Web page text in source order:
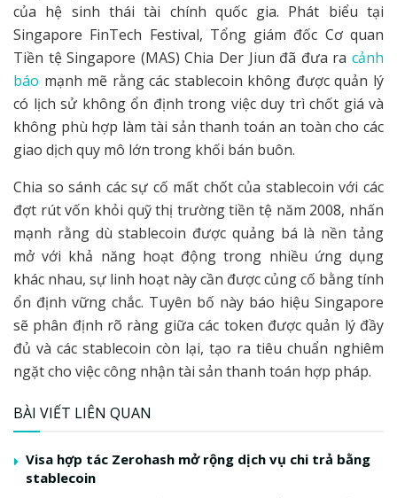
của hệ sinh thái tài chính quốc gia. Phát biểu tại
Singapore FinTech Festival, Tổng giám đốc Cơ quan
Tiền tệ Singapore (MAS) Chia Der Jiun đã đưa ra cảnh
báo mạnh mẽ rằng các stablecoin không được quản lý
có lịch sử không ổn định trong việc duy trì chốt giá và
không phù hợp làm tài sản thanh toán an toàn cho các
giao dịch quy mô lớn trong khối bán buôn.
Chia so sánh các sự cố mất chốt của stablecoin với các
đợt rút vốn khỏi quỹ thị trường tiền tệ năm 2008, nhấn
mạnh rằng dù stablecoin được quảng bá là nền tảng
mở với khả năng hoạt động trong nhiều ứng dụng
khác nhau, sự linh hoạt này cần được củng cố bằng tính
ổn định vững chắc. Tuyên bố này báo hiệu Singapore
sẽ phân định rõ ràng giữa các token được quản lý đầy
đủ và các stablecoin còn lại, tạo ra tiêu chuẩn nghiêm
ngặt cho việc công nhận tài sản thanh toán hợp pháp.
BÀI VIẾT LIÊN QUAN
Visa hợp tác Zerohash mở rộng dịch vụ chi trả bằng
stablecoin